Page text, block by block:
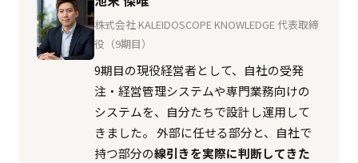
株式会社 KALEIDOSCOPE KNOWLEDGE 代表取締
役（9期目）
9期目の現役経営者として、自社の受発
注・経営管理システムや専門業務向けの
システムを、自分たちで設計し運用して
きました。 外部に任せる部分と、自社で
持つ部分の線引きを実際に判断してきた